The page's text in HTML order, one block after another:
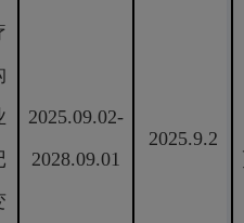
2025.09.02-
2028.09.01
2025.9.2